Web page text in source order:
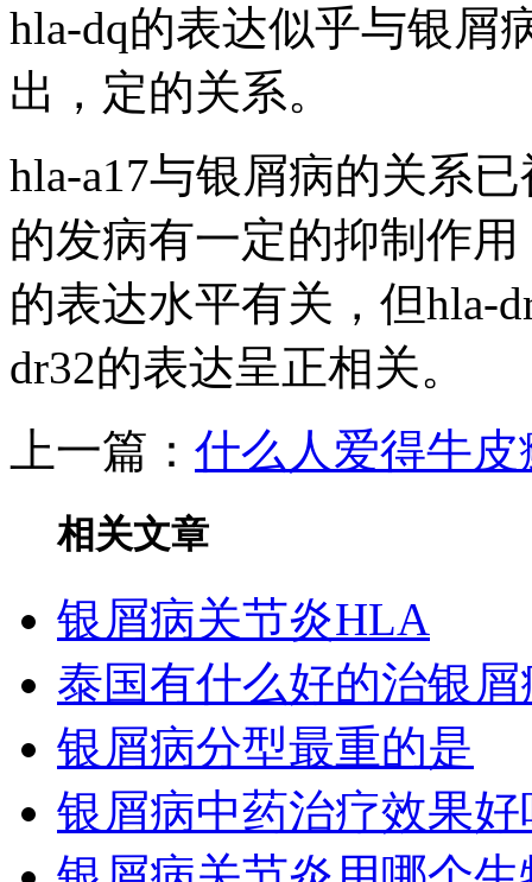
hla-dq的表达似乎与银屑
出，定的关系。
hla-a17与银屑病的关系
的发病有一定的抑制作
的表达水平有关，但hla-
dr32的表达呈正相关。
上一篇： 什么人爱得牛皮
相关文章
银屑病关节炎HLA
泰国有什么好的治银屑
银屑病分型最重的是
银屑病中药治疗效果好